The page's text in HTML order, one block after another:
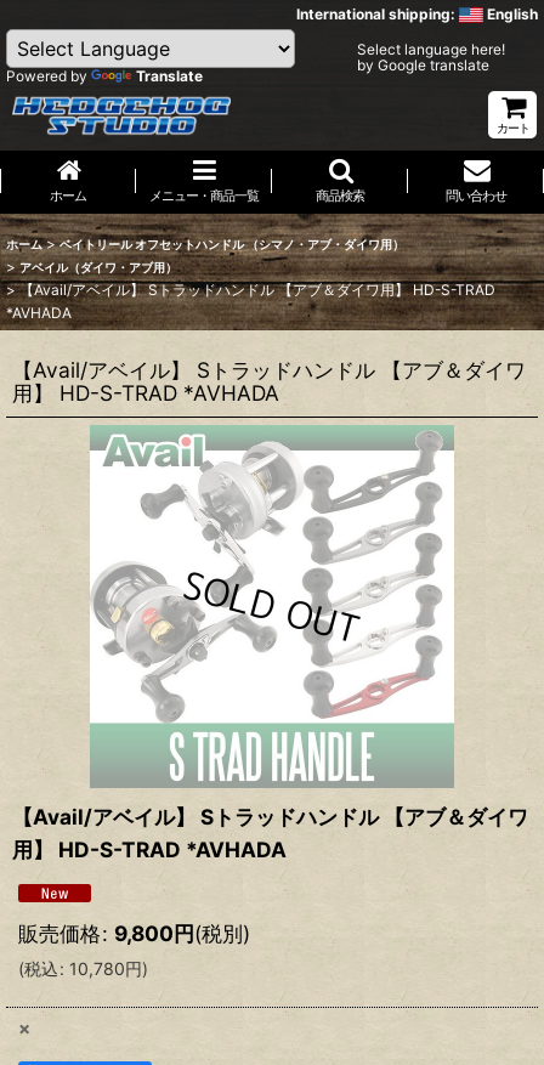
International shipping: English
Powered by Translate
Select language here!
by Google translate
カート
ホーム メニュー・商品一覧 商品検索 問い合わせ
ホーム > ベイトリール オフセットハンドル （シマノ・アブ・ダイワ用）
> アベイル（ダイワ・アブ用）
> 【Avail/アベイル】 Sトラッドハンドル 【アブ＆ダイワ用】 HD-S-TRAD
*AVHADA
【Avail/アベイル】 Sトラッドハンドル 【アブ＆ダイワ
用】 HD-S-TRAD *AVHADA
【Avail/アベイル】 Sトラッドハンドル 【アブ＆ダイワ
用】 HD-S-TRAD *AVHADA
販売価格: 9,800円(税別)
(税込: 10,780円)
×